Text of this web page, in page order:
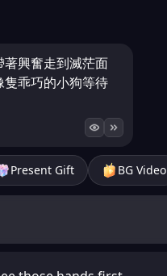
興奮走到滅茫面
乖巧的小狗等待
Present Gift BG Video